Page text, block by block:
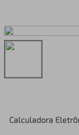
Calculadora
3º